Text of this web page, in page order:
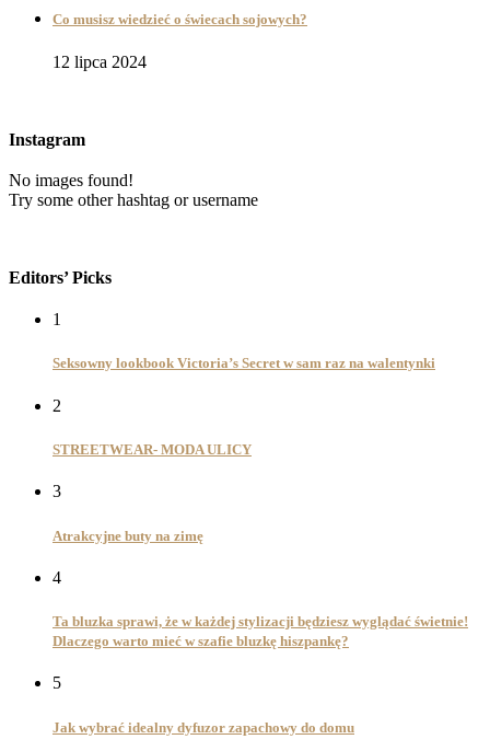
Co musisz wiedzieć o świecach sojowych?
12 lipca 2024
Instagram
No images found!
Try some other hashtag or username
Editors’ Picks
1
Seksowny lookbook Victoria’s Secret w sam raz na walentynki
2
STREETWEAR- MODA ULICY
3
Atrakcyjne buty na zimę
4
Ta bluzka sprawi, że w każdej stylizacji będziesz wyglądać świetnie!
Dlaczego warto mieć w szafie bluzkę hiszpankę?
5
Jak wybrać idealny dyfuzor zapachowy do domu